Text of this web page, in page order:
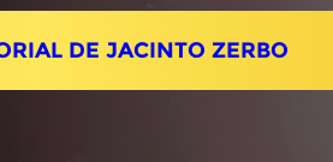
DE JACINTO ZERBO